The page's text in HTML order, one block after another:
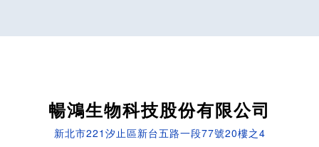
暢鴻生物科技股份有限公司
新北市221汐止區新台五路一段77號20樓之4